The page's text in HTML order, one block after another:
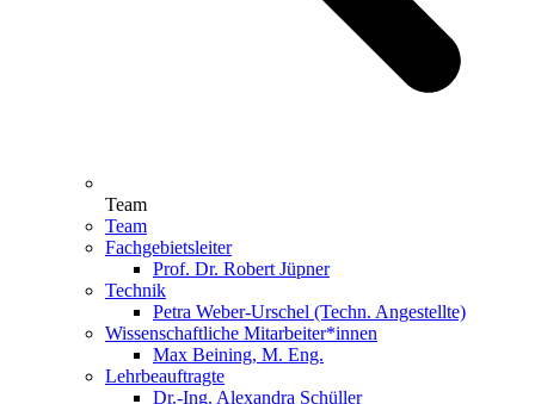
Team
Team
Fachgebietsleiter
Prof. Dr. Robert Jüpner
Technik
Petra Weber-Urschel (Techn. Angestellte)
Wissenschaftliche Mitarbeiter*innen
Max Beining, M. Eng.
Lehrbeauftragte
Dr.-Ing. Alexandra Schüller